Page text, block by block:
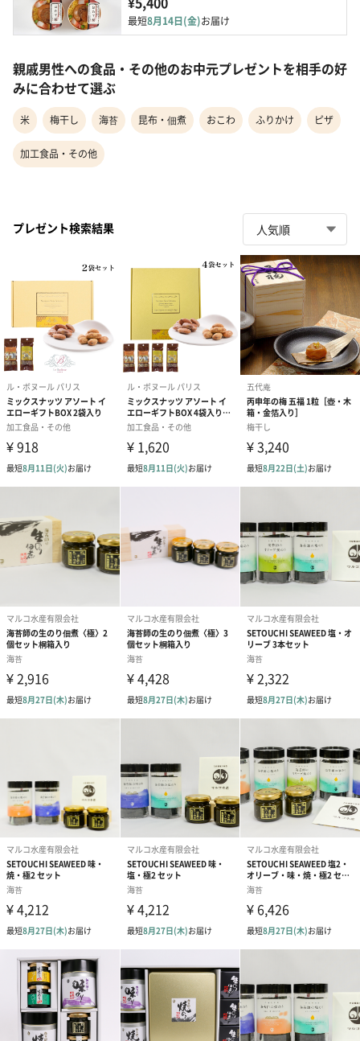
最短8月14日(金)お届け
親戚男性への食品・その他のお中元プレゼントを相手の好
みに合わせて選ぶ
米 梅干し 海苔 昆布・佃煮 おこわ ふりかけ ピザ
加工食品・その他
プレゼント検索結果